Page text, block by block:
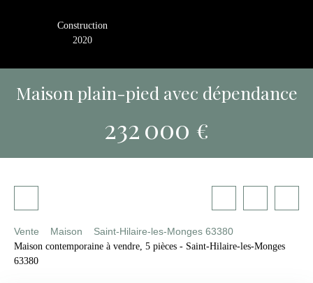
Construction
2020
Maison plain-pied avec dépendance
232 000 €
Vente Maison
Saint-Hilaire-les-Monges 63380
Maison contemporaine à vendre, 5 pièces - Saint-Hilaire-les-Monges
63380